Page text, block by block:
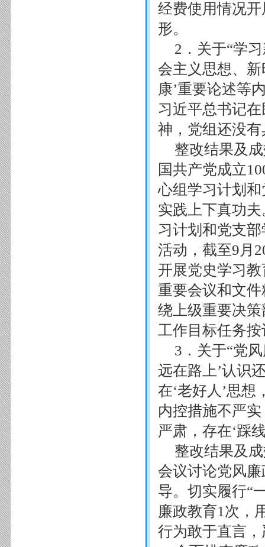
经费使用情况
形。
2．关于“学
会主义思想、
康’重要论述等
习近平总书记
神，党组还没
整改结果及
国共产党成立
心组学习计划
实践上下真功
习计划和党支
活动，截至9月
开展党史学习
重要会议和文
绕上级重要决
工作目标任务
3．关于“党
远在路上’认识
在‘老好人’思想
内控措施不严
严肃，存在‘踩
整改结果及
会议讨论党风
导。切实履行“
廉政教育1次，
行为敢于直言